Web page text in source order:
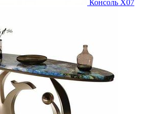
Консоль X07